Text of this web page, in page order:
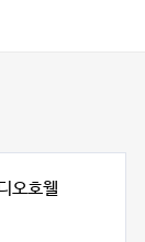
오호웰